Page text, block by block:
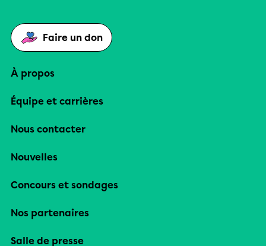
Faire un don
À propos
Équipe et carrières
Nous contacter
Nouvelles
Concours et sondages
Nos partenaires
Salle de presse